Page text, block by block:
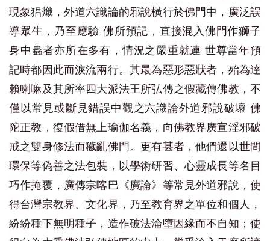
現象猖熾，外道六識論的邪說橫行於佛門中，廣泛誤
導眾生，乃至應驗 佛所預記，直接混入佛門作獅子
身中蟲者亦所在多有，情況之嚴重就連 世尊當年預
記時都因此而淚流兩行。其最為惡形惡狀者，殆為達
賴喇嘛及其所率四大派法王所弘傳之假藏傳佛教，不
僅以常見或斷見錯誤中觀之六識論外道邪說破壞 佛
陀正教，復假借無上瑜伽名義，向佛教界廣宣淫邪破
戒之雙身修法而穢亂佛門。更有甚者，他們還以世間
環保等偽善之法包裝，以學術研習、心靈成長等名目
巧作掩覆，廣傳宗喀巴《廣論》等常見外道邪說，使
得台灣宗教界、文化界，乃至教育界之單位和個人，
紛紛種下無明種子，造作破法淪墮因緣而不自知；使